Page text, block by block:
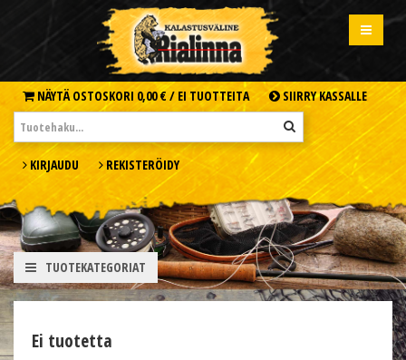
NÄYTÄ OSTOSKORI 0,00 € / EI TUOTTEITA SIIRRY KASSALLE
KIRJAUDU REKISTERÖIDY
TUOTEKATEGORIAT
Ei tuotetta